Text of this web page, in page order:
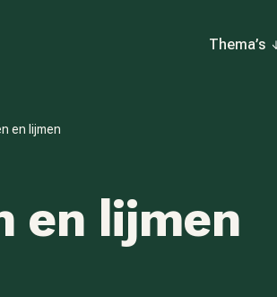
Thema’s
en lijmen
en lijmen